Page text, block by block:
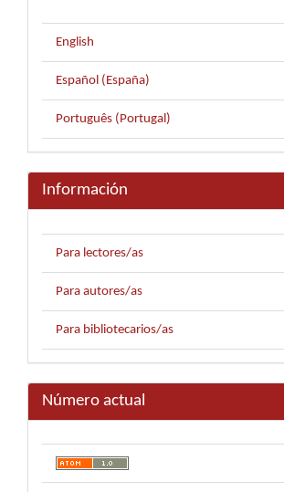
English
Español (España)
Português (Portugal)
Información
Para lectores/as
Para autores/as
Para bibliotecarios/as
Número actual